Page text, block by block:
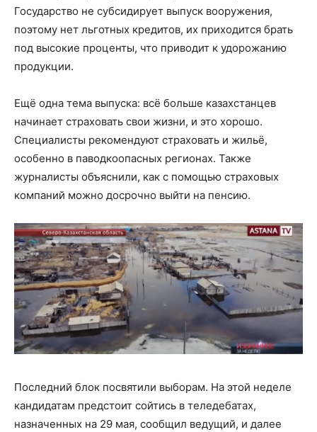
Государство не субсидирует выпуск вооружения,
поэтому нет льготных кредитов, их приходится брать
под высокие проценты, что приводит к удорожанию
продукции.
Ещё одна тема выпуска: всё больше казахстанцев
начинает страховать свои жизни, и это хорошо.
Специалисты рекомендуют страховать и жильё,
особенно в паводкоопасных регионах. Также
журналисты объяснили, как с помощью страховых
компаний можно досрочно выйти на пенсию.
Последний блок посвятили выборам. На этой неделе
кандидатам предстоит сойтись в теледебатах,
назначенных на 29 мая, сообщил ведущий, и далее